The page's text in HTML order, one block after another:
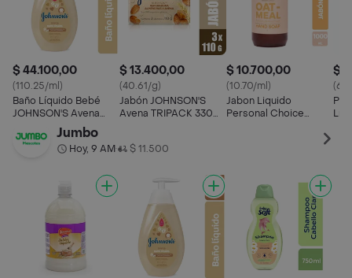
$ 44.100,00
(110.25/ml)
Baño Líquido Bebé
JOHNSON'S Avena
$ 13.400,00
(40.61/g)
Jabón JOHNSON'S
Avena TRIPACK 330
$ 10.700,00
(10.70/ml)
Jabon Liquido
Personal Choice
$
Jumbo
Hoy, 9 AM• $ 11.500